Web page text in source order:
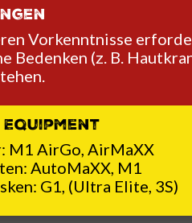
Vorkenntnisse
Bedenken (z. B.
M1 AirGo, AirMaXX
AutoMaXX, M1
G1, (Ultra Elite, 3S)